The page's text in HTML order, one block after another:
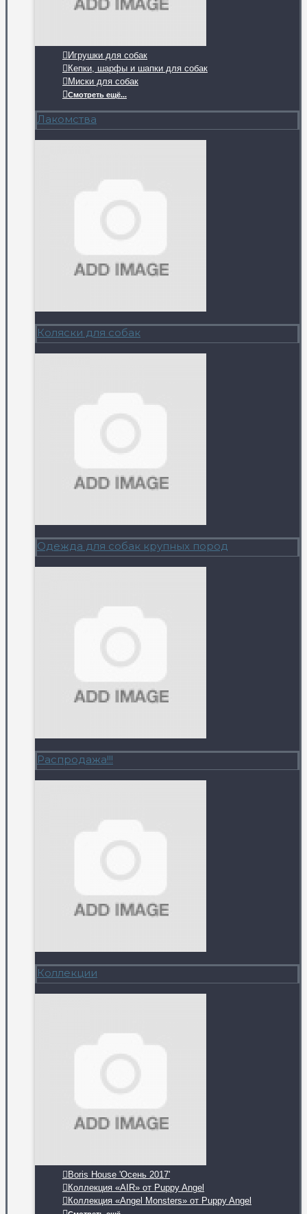
Игрушки для собак
Кепки, шарфы и шапки для собак
Миски для собак
Смотреть ещё...
Лакомства
Коляски для собак
Одежда для собак крупных пород
Распродажа!!!
Коллекции
Boris House 'Осень 2017'
Коллекция «AIR» от Puppy Angel
Коллекция «Angel Monsters» от Puppy Angel